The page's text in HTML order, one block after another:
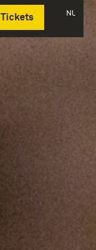
Tickets NL
Deutsch